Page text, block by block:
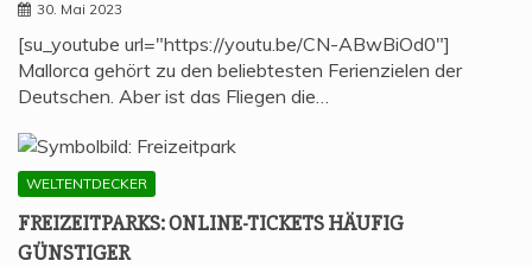
30. Mai 2023
[su_youtube url="https://youtu.be/CN-ABwBiOd0"]
Mallorca gehört zu den beliebtesten Ferienzielen der
Deutschen. Aber ist das Fliegen die…
WELTENTDECKER
FREI­ZEIT­PARKS: ONLINE-TICKETS HÄU­FIG
GÜNSTIGER